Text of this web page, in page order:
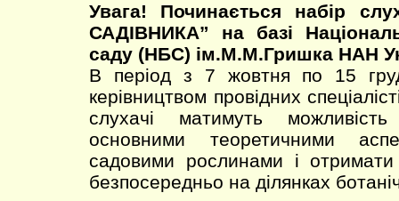
Увага! Починається набір
САДІВНИКА” на базі
саду (НБС) ім.М.М.Гришка НАН
В період з 7 жовтня по 15
керівництвом провідних
слухачі матимуть
основними теоретичними
садовими рослинами і отримати
безпосередньо на ділянках